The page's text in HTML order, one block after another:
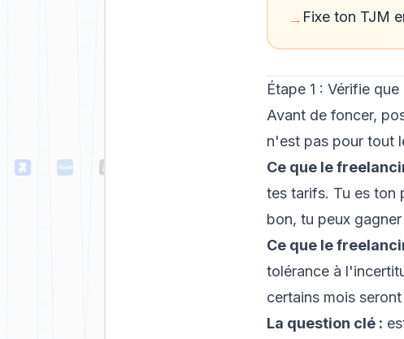
→ Fixe ton TJM
Étape 1 : Vérifie
Avant de foncer,
n'est pas pour tout
Ce que le
tes tarifs. Tu es ton
bon, tu peux
Ce que le
tolérance à
certains mois
La question clé :